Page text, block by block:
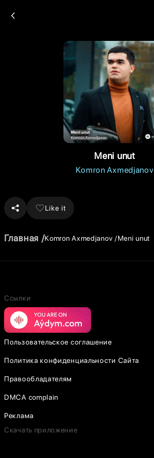
Meni unut
Komron Axmedjanov
Like it
Главная Komron Axmedjanov Meni unut
Ссылки
Пользовательское соглашение
Политика конфиденциальности Сайта
Правообладателям
DMCA complain
Реклама
Скачать приложение